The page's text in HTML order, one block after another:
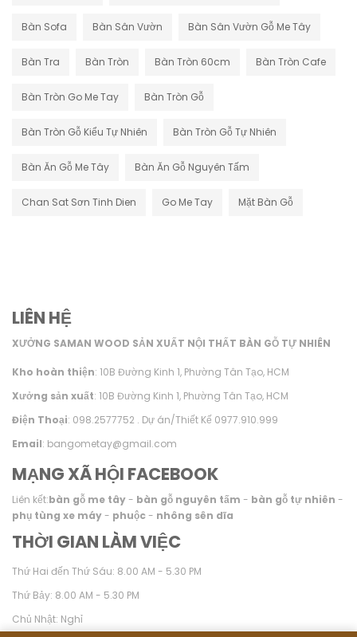
Bàn Sofa Bàn Sân Vườn Bàn Sân Vườn Gỗ Me Tây
Bàn Tra Bàn Tròn Bàn Tròn 60cm Bàn Tròn Cafe
Bàn Tròn Go Me Tay Bàn Tròn Gỗ
Bàn Tròn Gỗ Kiểu Tự Nhiên Bàn Tròn Gỗ Tự Nhiên
Bàn Ăn Gỗ Me Tây Bàn Ăn Gỗ Nguyên Tấm
Chan Sat Sơn Tinh Dien Go Me Tay Mặt Bàn Gỗ
LIÊN HỆ
XƯỞNG SAMAN WOOD SẢN XUẤT NỘI THẤT BÀN GỖ TỰ NHIÊN
Kho hoàn thiện: 10B Đường Kinh 1, Phường Tân Tạo, HCM
Xưởng sản xuất: 10B Đường Kinh 1, Phường Tân Tạo, HCM
Điện Thoại: 098.2577752 . Dự án/Thiết Kế 0977.910.999
Email: bangometay@gmail.com
MẠNG XÃ HỘI FACEBOOK
Liên kết:bàn gỗ me tây- bàn gỗ nguyên tấm - bàn gỗ tự nhiên -
phụ tùng xe máy- phuộc- nhông sên dĩa
THỜI GIAN LÀM VIỆC
Thứ Hai đến Thứ Sáu: 8.00 AM - 5.30 PM
Thứ Bảy: 8.00 AM - 5.30 PM
Chủ Nhật: Nghỉ